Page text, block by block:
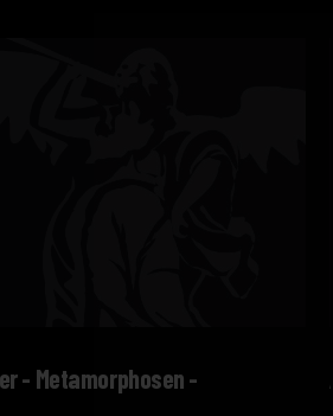
- Metamorphosen -